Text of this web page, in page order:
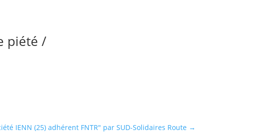
piété /
IENN (25) adhérent FNTR" par SUD-Solidaires Route →